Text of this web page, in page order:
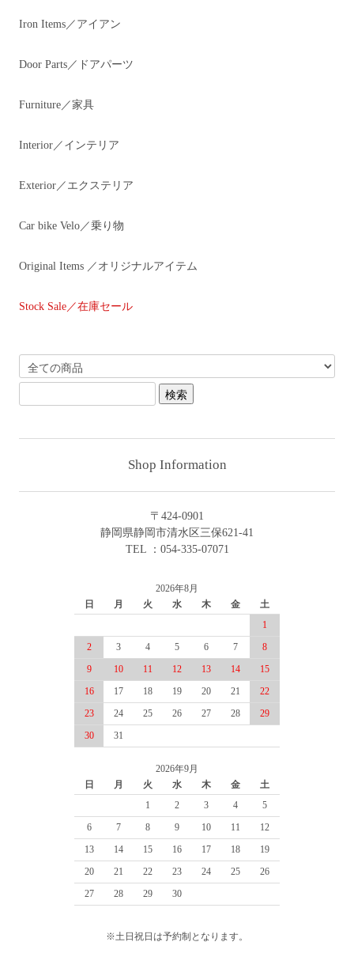
Iron Items／アイアン
Door Parts／ドアパーツ
Furniture／家具
Interior／インテリア
Exterior／エクステリア
Car bike Velo／乗り物
Original Items ／オリジナルアイテム
Stock Sale／在庫セール
Shop Information
〒424-0901
静岡県静岡市清水区三保621-41
TEL ：054-335-07071
2026年8月
日
月 火 水 木 金
土
1
2
3 4 5 6 7
8
9
10 11 12 13 14
15
16
17 18 19 20 21
22
23
24 25 26 27 28
29
30
31
2026年9月
日
月 火 水 木 金
土
1
2 3 4
5
6
7 8 9 10 11
12
13
14 15 16 17 18
19
20
21 22 23 24 25
26
27
28 29 30
※土日祝日は予約制となります。